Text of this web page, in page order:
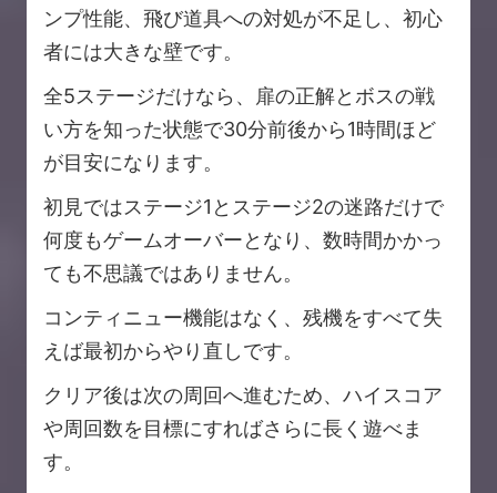
ンプ性能、飛び道具への対処が不足し、初心
者には大きな壁です。
全5ステージだけなら、扉の正解とボスの戦
い方を知った状態で30分前後から1時間ほど
が目安になります。
初見ではステージ1とステージ2の迷路だけで
何度もゲームオーバーとなり、数時間かかっ
ても不思議ではありません。
コンティニュー機能はなく、残機をすべて失
えば最初からやり直しです。
クリア後は次の周回へ進むため、ハイスコア
や周回数を目標にすればさらに長く遊べま
す。